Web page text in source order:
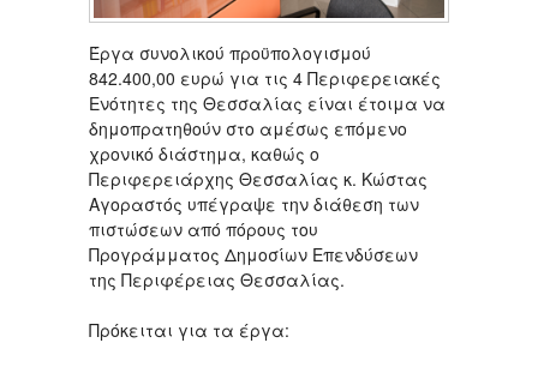
Έργα συνολικού προϋπολογισμού
842.400,00 ευρώ για τις 4 Περιφερειακές
Ενότητες της Θεσσαλίας είναι έτοιμα να
δημοπρατηθούν στο αμέσως επόμενο
χρονικό διάστημα, καθώς ο
Περιφερειάρχης Θεσσαλίας κ. Κώστας
Αγοραστός υπέγραψε την διάθεση των
πιστώσεων από πόρους του
Προγράμματος Δημοσίων Επενδύσεων
της Περιφέρειας Θεσσαλίας.
Πρόκειται για τα έργα: